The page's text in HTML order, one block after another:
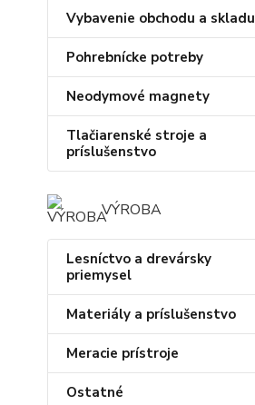
Vybavenie obchodu a skladu
Pohrebnícke potreby
Neodymové magnety
Tlačiarenské stroje a
príslušenstvo
VÝROBA
Lesníctvo a drevársky
priemysel
Materiály a príslušenstvo
Meracie prístroje
Ostatné